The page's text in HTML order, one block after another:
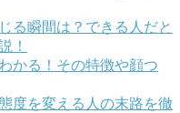
る瞬間は？できる人だと
！
かる！その特徴や顔つ
度を変える人の末路を徹